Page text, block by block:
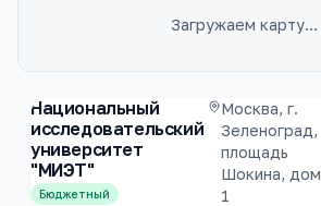
Загружаем карту…
Национальный
исследовательский
университет
"МИЭТ"
Бюджетный
Москва, г.
Зеленоград,
площадь
Шокина, дом
1